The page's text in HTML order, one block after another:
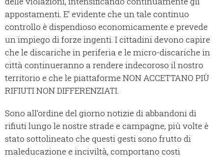
appostamenti. E’ evidente che un tale continuo
controllo è dispendioso economicamente e prevede
un impiego di forze ingenti. I cittadini devono capire
che le discariche in periferia e le micro-discariche in
città continueranno a rendere indecoroso il nostro
territorio e che le piattaforme NON ACCETTANO PIÙ
RIFIUTI NON DIFFERENZIATI.
Sono all’ordine del giorno notizie di abbandoni di
rifiuti lungo le nostre strade e campagne, più volte è
stato sottolineato che questi gesti sono frutto di
maleducazione e inciviltà, comportano costi